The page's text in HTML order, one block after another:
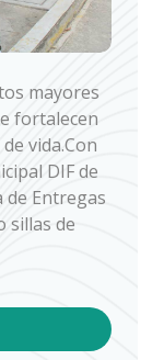
mayores
fortalecen
vida.Con
DIF de
de Entregas
sillas de